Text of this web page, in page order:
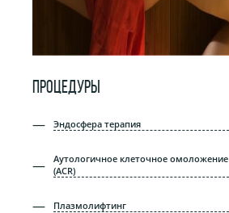
ПРОЦЕДУРЫ
Эндосфера терапия
Аутологичное клеточное омоложение
(ACR)
Плазмолифтинг